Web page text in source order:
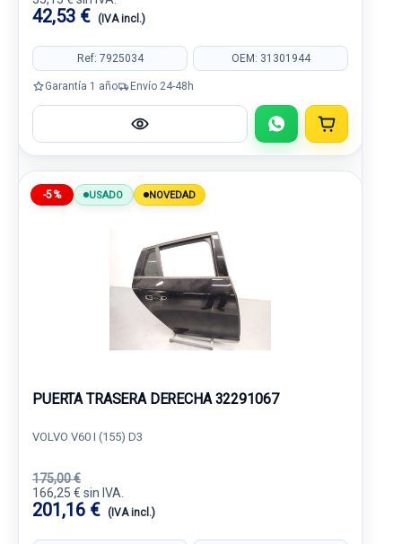
42,53 € (IVA incl.)
Ref: 7925034 OEM: 31301944
Garantía 1 año Envío 24-48h
-5% USADO NOVEDAD
PUERTA TRASERA DERECHA 32291067
VOLVO V60 I (155) D3
175,00 €
166,25 € sin IVA.
201,16 € (IVA incl.)